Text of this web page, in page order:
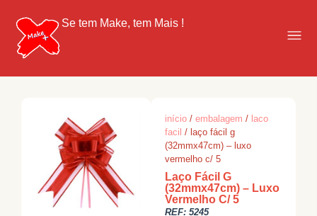
Se tem Make, tem Mais !
início /embalagem / laco
facil / laço fácil g
(32mmx47cm) – luxo
vermelho c/ 5
Laço Fácil G
(32mmx47cm) – Luxo
Vermelho C/ 5
REF:5245